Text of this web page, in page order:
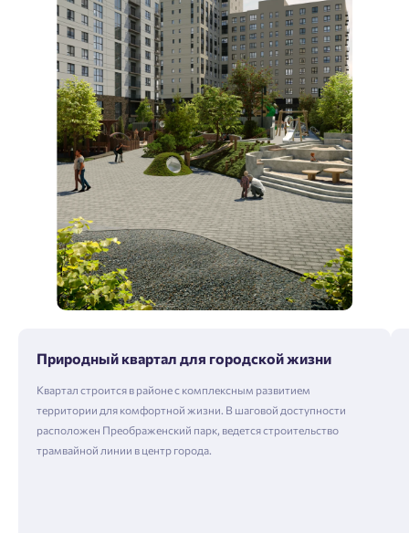
Природный квартал для городской жизни
Квартал строится в районе с комплексным развитием
территории для комфортной жизни. В шаговой доступности
расположен Преображенский парк, ведется строительство
трамвайной линии в центр города.